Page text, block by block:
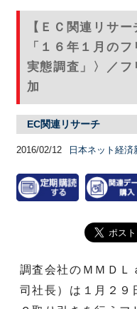
【ＥＣ関連リサ
「１６年１月の
実態調査」〉／
加
EC関連リサーチ
2016/02/12 日本ネット経済
調査会社のＭＭＤＬ
司社長）は１月２９